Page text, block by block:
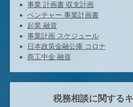
事業 計画書 収支計画
ベンチャー 事業計画書
起業 融資
事業計画 スケジュール
日本政策金融公庫 コロナ
商工中金 融資
税務相談に関する